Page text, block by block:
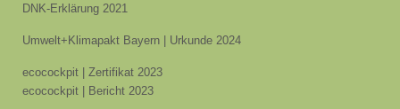
DNK-Erklärung 2021
Umwelt+Klimapakt Bayern | Urkunde 2024
ecocockpit | Zertifikat 2023
ecocockpit | Bericht 2023